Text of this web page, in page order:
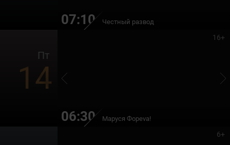
07:10 Честный развод
Пт
14
16+
06:30 Маруся Фоpeva!
6+